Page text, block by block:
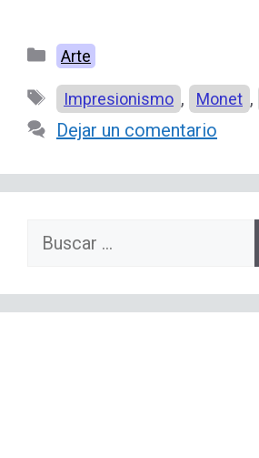
Categorías
Arte
Etiquetas
Impresionismo , Monet ,
Dejar un comentario
Buscar: